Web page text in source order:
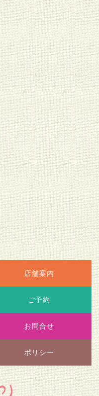
店舗案内
ご予約
お問合せ
ポリシー